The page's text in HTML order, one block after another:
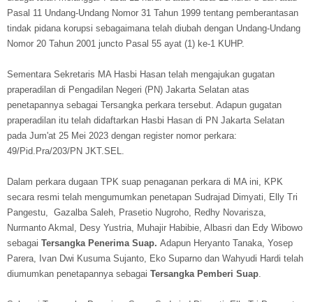
Pasal 11 Undang-Undang Nomor 31 Tahun 1999 tentang pemberantasan
tindak pidana korupsi sebagaimana telah diubah dengan Undang-Undang
Nomor 20 Tahun 2001 juncto Pasal 55 ayat (1) ke-1 KUHP.
Sementara Sekretaris MA Hasbi Hasan telah mengajukan gugatan
praperadilan di Pengadilan Negeri (PN) Jakarta Selatan atas
penetapannya sebagai Tersangka perkara tersebut. Adapun gugatan
praperadilan itu telah didaftarkan Hasbi Hasan di PN Jakarta Selatan
pada Jum'at 25 Mei 2023 dengan register nomor perkara:
49/Pid.Pra/203/PN JKT.SEL.
Dalam perkara dugaan TPK suap penaganan perkara di MA ini, KPK
secara resmi telah mengumumkan penetapan Sudrajad Dimyati, Elly Tri
Pangestu, Gazalba Saleh, Prasetio Nugroho, Redhy Novarisza,
Nurmanto Akmal, Desy Yustria, Muhajir Habibie, Albasri dan Edy Wibowo
sebagai Tersangka Penerima Suap. Adapun Heryanto Tanaka, Yosep
Parera, Ivan Dwi Kusuma Sujanto, Eko Suparno dan Wahyudi Hardi telah
diumumkan penetapannya sebagai Tersangka Pemberi Suap